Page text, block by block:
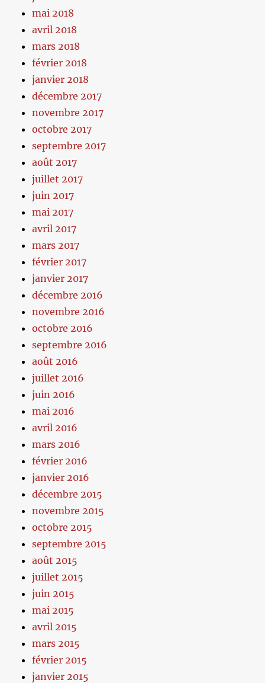
mai 2018
avril 2018
mars 2018
février 2018
janvier 2018
décembre 2017
novembre 2017
octobre 2017
septembre 2017
août 2017
juillet 2017
juin 2017
mai 2017
avril 2017
mars 2017
février 2017
janvier 2017
décembre 2016
novembre 2016
octobre 2016
septembre 2016
août 2016
juillet 2016
juin 2016
mai 2016
avril 2016
mars 2016
février 2016
janvier 2016
décembre 2015
novembre 2015
octobre 2015
septembre 2015
août 2015
juillet 2015
juin 2015
mai 2015
avril 2015
mars 2015
février 2015
janvier 2015